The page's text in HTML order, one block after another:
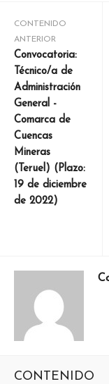
CONTENIDO
ANTERIOR
Convocatoria:
Técnico/a de
Administración
General -
Comarca de
Cuencas
Mineras
(Teruel) (Plazo:
19 de diciembre
de 2022)
CONTENIDO